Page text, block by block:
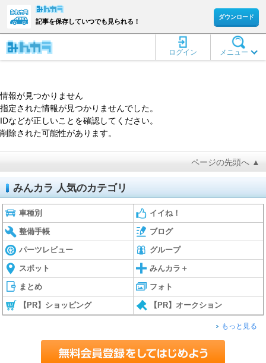
記事を保存していつでも見られる！
ダウンロード
メニュー
ログイン
情報が見つかりません
指定された情報が見つかりませんでした。
IDなどが正しいことを確認してください。
削除された可能性があります。
ページの先頭へ ▲
みんカラ 人気のカテゴリ
車種別 イイね！
整備手帳 ブログ
パーツレビュー グループ
スポット みんカラ＋
まとめ フォト
【PR】ショッピング 【PR】オークション
もっと見る